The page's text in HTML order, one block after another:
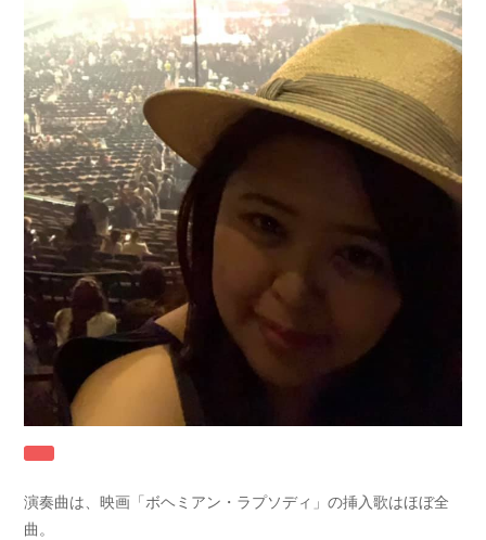
演奏曲は、映画「ボヘミアン・ラプソディ」の挿入歌はほぼ全
曲。